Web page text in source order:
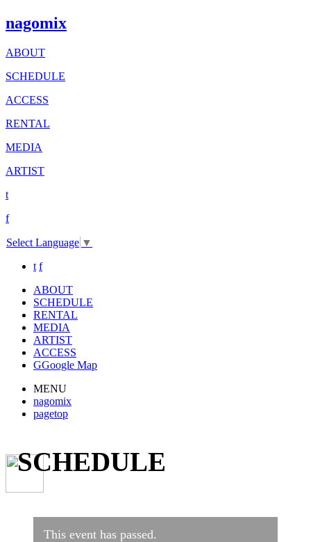
nagomix
ABOUT
SCHEDULE
ACCESS
RENTAL
MEDIA
ARTIST
t
f
Select Language ▼
t f
ABOUT
SCHEDULE
RENTAL
MEDIA
ARTIST
ACCESS
GGoogle Map
MENU
nagomix
pagetop
SCHEDULE
This event has passed.